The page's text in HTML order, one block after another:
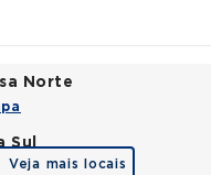
Norte
Sul
Veja mais locais